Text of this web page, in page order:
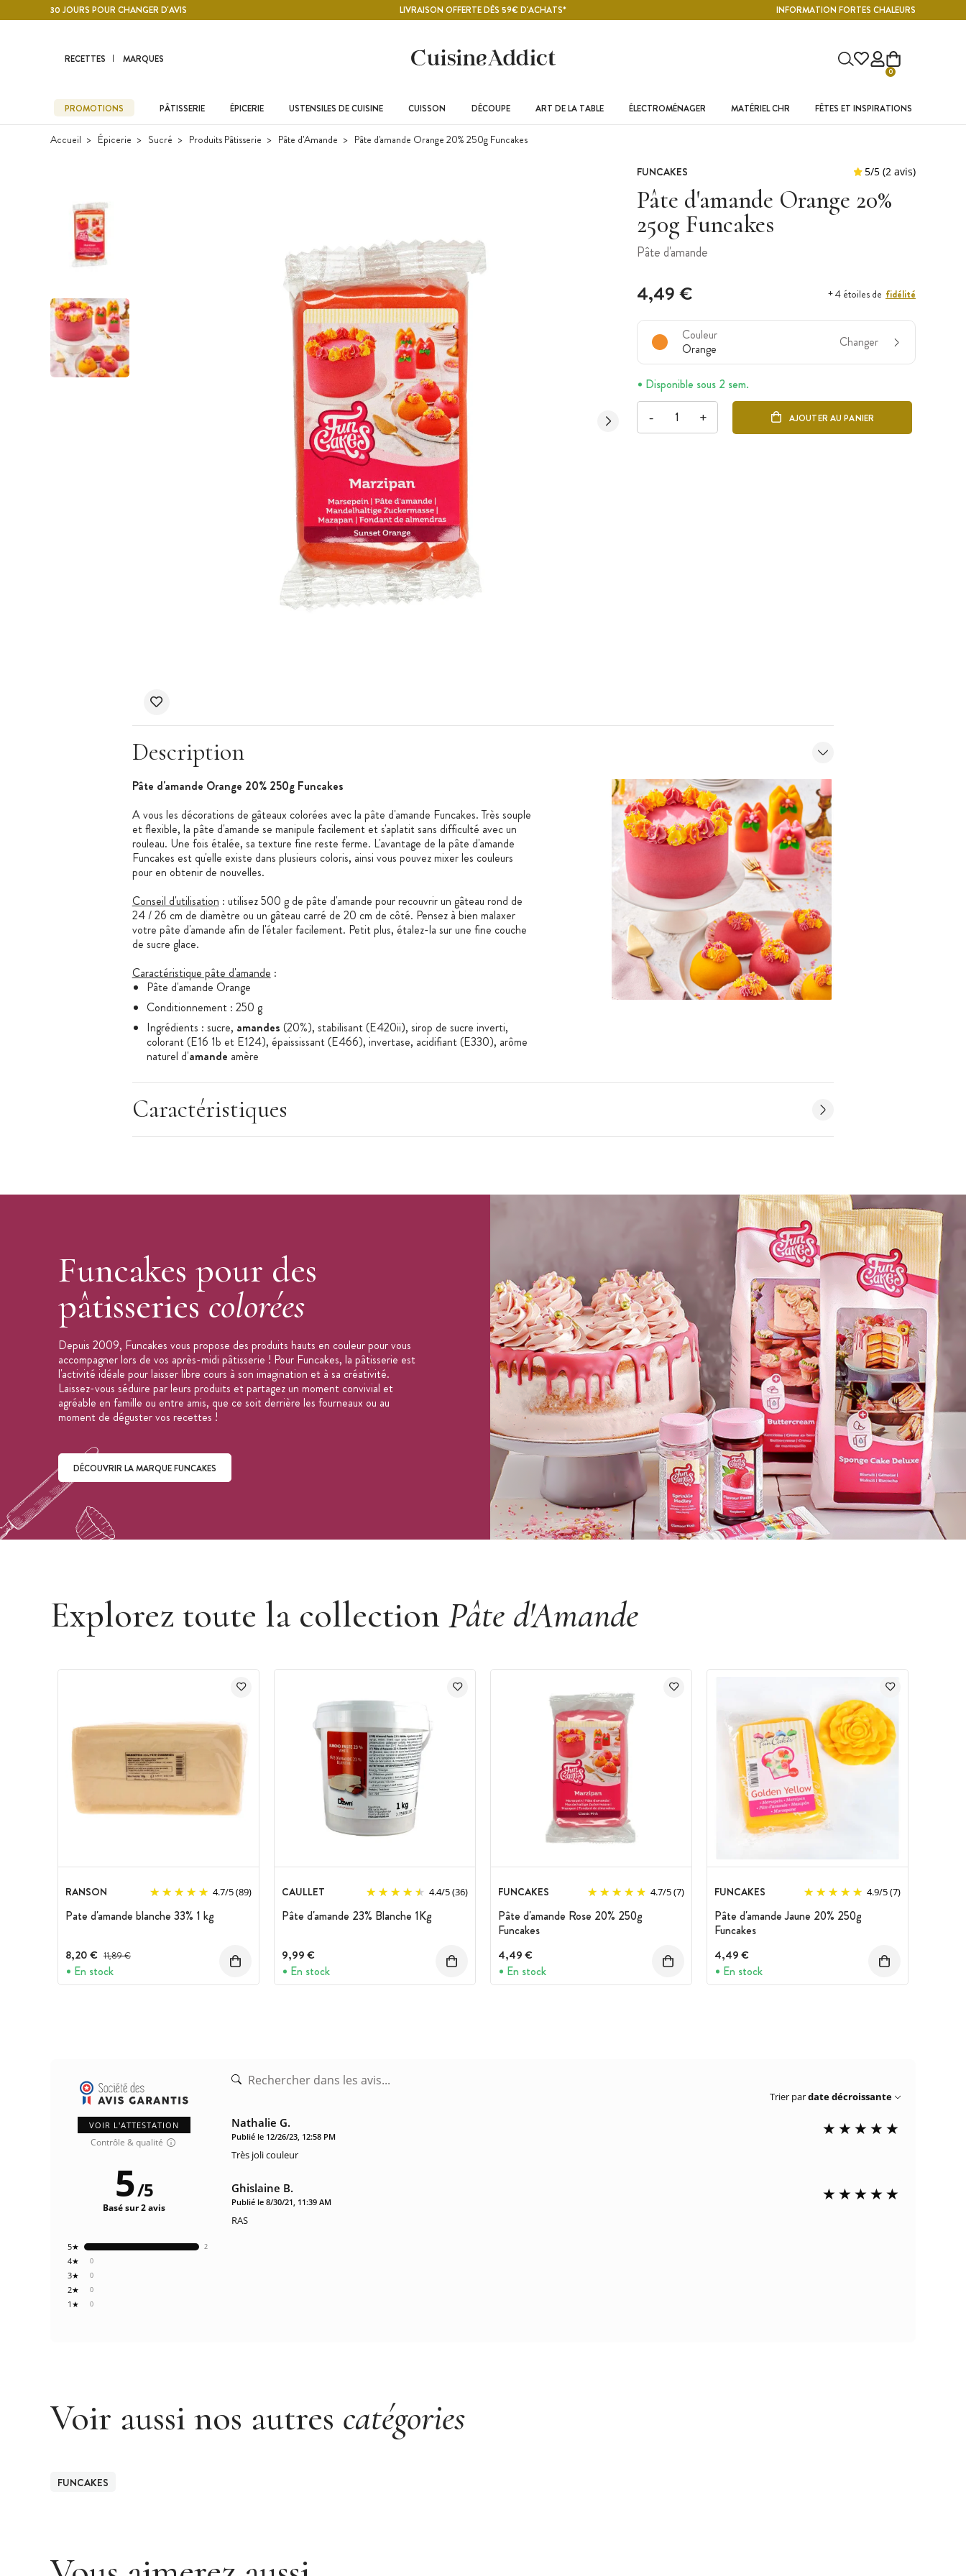
Contenu principal30 JOURS POUR CHANGER D'AVIS LIVRAISON OFFERTE DÈS 59€ D'ACHATS* INFORMATION FORTES CHALEURS
RECETTES MARQUES
0
PROMOTIONS PÂTISSERIE ÉPICERIE USTENSILES DE CUISINE CUISSON DÉCOUPE ART DE LA TABLE ÉLECTROMÉNAGER MATÉRIEL CHR FÊTES ET INSPIRATIONS
Accueil Épicerie Sucré Produits Pâtisserie Pâte d'Amande Pâte d'amande Orange 20% 250g Funcakes
FUNCAKES
Pâte d'amande Orange 20%
250g Funcakes
Pâte d'amande
4,49 € + 4 étoiles de fidélité
Couleur
Orange
Changer
Disponible sous 2 sem.
- + AJOUTER AU PANIER
Description
Pâte d'amande Orange 20% 250g Funcakes
A vous les décorations de gâteaux colorées avec la pâte d'amande Funcakes. Très souple
et flexible, la pâte d'amande se manipule facilement et s'aplatit sans difficulté avec un
rouleau. Une fois étalée, sa texture fine reste ferme. L'avantage de la pâte d'amande
Funcakes est qu'elle existe dans plusieurs coloris, ainsi vous pouvez mixer les couleurs
pour en obtenir de nouvelles.
Conseil d'utilisation : utilisez 500 g de pâte d'amande pour recouvrir un gâteau rond de
24 / 26 cm de diamètre ou un gâteau carré de 20 cm de côté. Pensez à bien malaxer
votre pâte d'amande afin de l'étaler facilement. Petit plus, étalez-la sur une fine couche
de sucre glace.
Caractéristique pâte d'amande :
Pâte d'amande Orange
Conditionnement : 250 g
Ingrédients : sucre, amandes (20%), stabilisant (E420ii), sirop de sucre inverti,
colorant (E16 1b et E124), épaississant (E466), invertase, acidifiant (E330), arôme
naturel d'amande amère
Ce produit peut contenir des traces de lait, de soja et d'œuf
Caractéristiques
Funcakes pour des
pâtisseriescolorées
Depuis 2009, Funcakes vous propose des produits hauts en couleur pour vous
accompagner lors de vos après-midi pâtisserie ! Pour Funcakes, la pâtisserie est
l'activité idéale pour laisser libre cours à son imagination et à sa créativité.
Laissez-vous séduire par leurs produits et partagez un moment convivial et
agréable en famille ou entre amis, que ce soit derrière les fourneaux ou au
moment de déguster vos recettes !
DÉCOUVRIR LA MARQUE FUNCAKES
Explorez toute la collection Pâte d'Amande
RANSON 4.7/5(89)
Pate d'amande blanche 33% 1 kg
8,20 € Prix avant réduction :
11,89 €
En stock
CAULLET 4.4/5(36)
Pâte d'amande 23% Blanche 1Kg
9,99 €
En stock
FUNCAKES 4.7/5(7)
Pâte d'amande Rose 20% 250g
Funcakes
4,49 €
En stock
FUNCAKES 4.9/5(7)
Pâte d'amande Jaune 20% 250g
Funcakes
4,49 €
En stock
VOIR L'ATTESTATION
Contrôle & qualité
0
1★
0
2★
0
3★
0
4★
2
5★
5/5
Basé sur 2 avis
Trier pardate décroissante
Nathalie G.
Publié le 12/26/23, 12:58 PM
Très joli couleur
Ghislaine B.
Publié le 8/30/21, 11:39 AM
RAS
Voir aussi nos autres catégories
FUNCAKES